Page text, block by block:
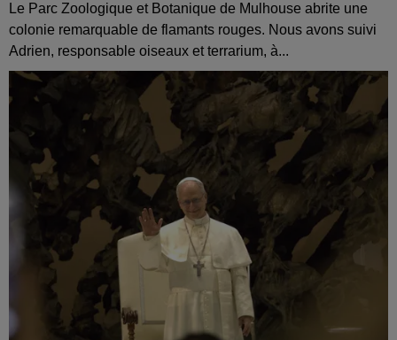
Le Parc Zoologique et Botanique de Mulhouse abrite une
colonie remarquable de flamants rouges. Nous avons suivi
Adrien, responsable oiseaux et terrarium, à...